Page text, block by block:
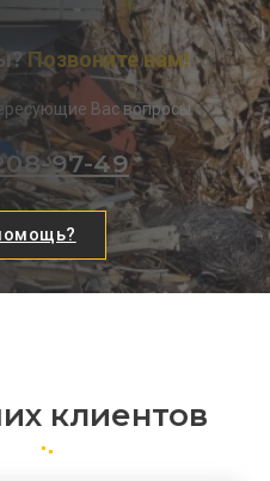
Позвоните нам!
Вас вопросы
97-49
клиентов